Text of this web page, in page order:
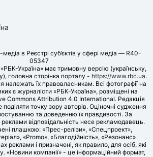
медіа в Реєстрі суб’єктів у сфері медіа — R40-
05347
Україна» має тримовну версію (українську,
головна сторінка порталу - https://www.rbc.ua.
належать їх правовласникам. Всі фотографії на
є журналісти «РБК-Україна», розміщені на
Commons Attribution 4.0 International. Редакція
точку зору авторів. Оціночні судження
та доведенню їх правдивості. За
реклами відповідальність несе рекламодавець.
плашкою: «Прес-релізи», «Спецпроект»,
«Promo», «Благодійність», «Резонанс»
реклами і призначені, як правило, для осіб, які
«Новини компанії» - це інформаційний формат,